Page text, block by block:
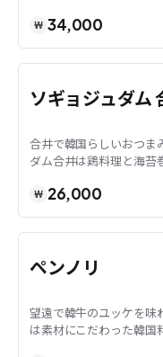
₩ 34,000
ソウル · 合井
ソギョジュダム
合井で韓国らしいおつま
ダム合井は鶏料理と海苔
₩ 26,000
ソウル · 望遠
ペンノリ
望遠で韓牛のユッケを味
は素材にこだわった韓国